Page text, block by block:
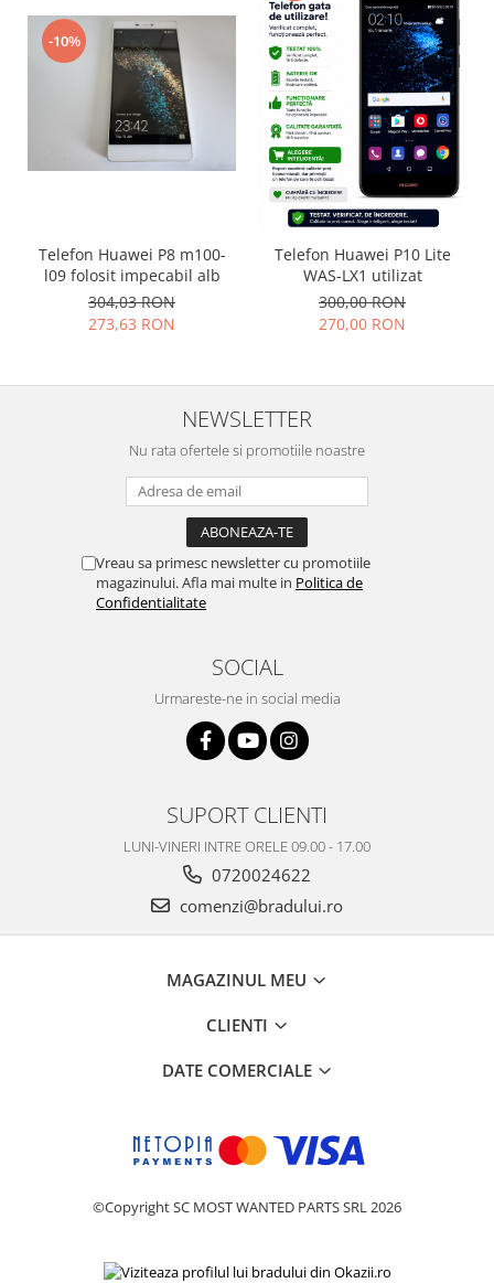
Vonino
Wiko
-10%
Telefon Huawei P8 m100-
l09 folosit impecabil alb
304,03 RON
273,63 RON
Telefon Huawei P10 Lite
WAS-LX1 utilizat
300,00 RON
270,00 RON
NEWSLETTER
Nu rata ofertele si promotiile noastre
Vreau sa primesc newsletter cu promotiile
magazinului. Afla mai multe in Politica de
Confidentialitate
SOCIAL
Urmareste-ne in social media
SUPORT CLIENTI
LUNI-VINERI INTRE ORELE 09.00 - 17.00
0720024622
comenzi@bradului.ro
MAGAZINUL MEU
CLIENTI
DATE COMERCIALE
©Copyright SC MOST WANTED PARTS SRL 2026